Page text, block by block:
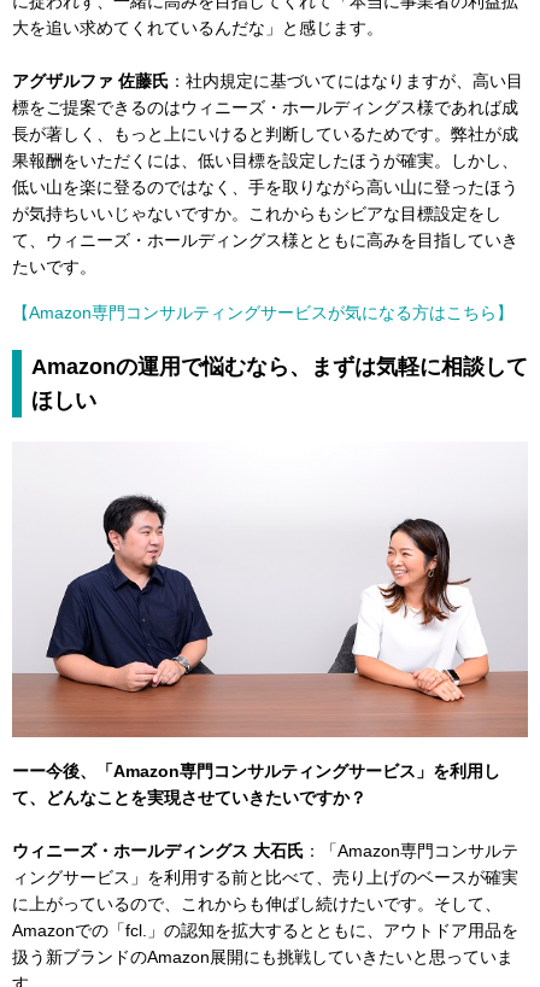
大を追い求めてくれているんだな」と感じます。
アグザルファ 佐藤氏 ：社内規定に基づいてにはなりますが、高い目
標をご提案できるのはウィニーズ・ホールディングス様であれば成
長が著しく、もっと上にいけると判断しているためです。弊社が成
果報酬をいただくには、低い目標を設定したほうが確実。しかし、
低い山を楽に登るのではなく、手を取りながら高い山に登ったほう
が気持ちいいじゃないですか。これからもシビアな目標設定をし
て、ウィニーズ・ホールディングス様とともに高みを目指していき
たいです。
【Amazon専門コンサルティングサービスが気になる方はこちら】
Amazonの運用で悩むなら、まずは気軽に相談して
ほしい
ーー今後、「Amazon専門コンサルティングサービス」を利用し
て、どんなことを実現させていきたいですか？
ウィニーズ・ホールディングス 大石氏 ：「Amazon専門コンサルテ
ィングサービス」を利用する前と比べて、売り上げのベースが確実
に上がっているので、これからも伸ばし続けたいです。そして、
Amazonでの「fcl.」の認知を拡大するとともに、アウトドア用品を
扱う新ブランドのAmazon展開にも挑戦していきたいと思っていま